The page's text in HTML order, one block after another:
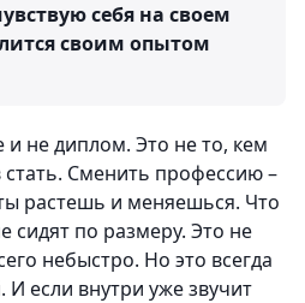
себя на своем
своим опытом
не диплом. Это не то, кем
Сменить профессию –
растешь и меняешься. Что
сидят по размеру. Это не
небыстро. Но это всегда
И если внутри уже звучит